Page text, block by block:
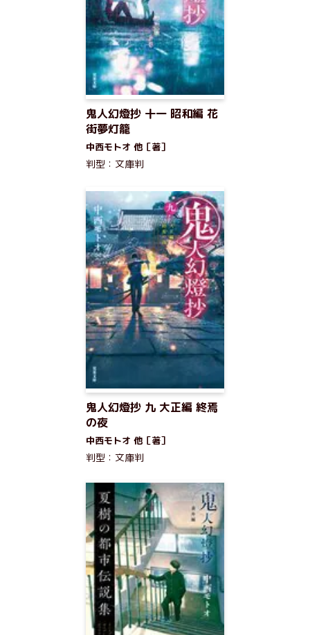
鬼人幻燈抄 十一 昭和編 花
街夢灯籠
中西モトオ 他［著］
判型：文庫判
鬼人幻燈抄 九 大正編 終焉
の夜
中西モトオ 他［著］
判型：文庫判